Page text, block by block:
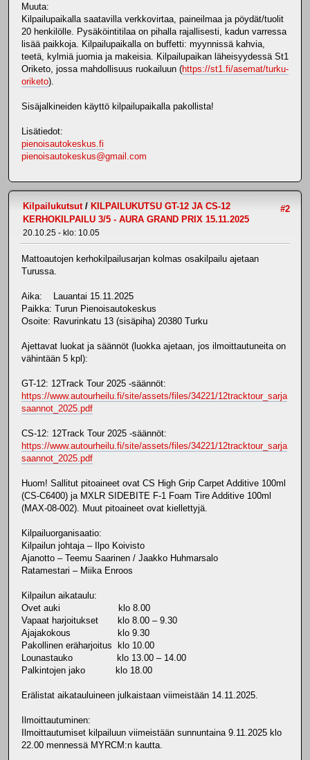
Muuta:
Kilpailupaikalla saatavilla verkkovirtaa, paineilmaa ja pöydät/tuolit
20 henkilölle. Pysäköintitilaa on pihalla rajallisesti, kadun varressa
lisää paikkoja. Kilpailupaikalla on buffetti: myynnissä kahvia,
teetä, kylmiä juomia ja makeisia. Kilpailupaikan läheisyydessä St1
Oriketo, jossa mahdollisuus ruokailuun (https://st1.fi/asemat/turku-
oriketo).
Sisäjalkineiden käyttö kilpailupaikalla pakollista!
Lisätiedot:
pienoisautokeskus.fi
pienoisautokeskus@gmail.com
#2
Kilpailukutsut/ KILPAILUKUTSU GT-12 JA CS-12
KERHOKILPAILU 3/5 - AURA GRAND PRIX 15.11.2025
20.10.25 - klo: 10.05
Mattoautojen kerhokilpailusarjan kolmas osakilpailu ajetaan
Turussa.
Aika: Lauantai 15.11.2025
Paikka: Turun Pienoisautokeskus
Osoite: Ravurinkatu 13 (sisäpiha) 20380 Turku
Ajettavat luokat ja säännöt (luokka ajetaan, jos ilmoittautuneita on
vähintään 5 kpl):
GT-12: 12Track Tour 2025 -säännöt:
https://www.autourheilu.fi/site/assets/files/34221/12tracktour_sarja
saannot_2025.pdf
CS-12: 12Track Tour 2025 -säännöt:
https://www.autourheilu.fi/site/assets/files/34221/12tracktour_sarja
saannot_2025.pdf
Huom! Sallitut pitoaineet ovat CS High Grip Carpet Additive 100ml
(CS-C6400) ja MXLR SIDEBITE F-1 Foam Tire Additive 100ml
(MAX-08-002). Muut pitoaineet ovat kiellettyjä.
Kilpailuorganisaatio:
Kilpailun johtaja – Ilpo Koivisto
Ajanotto – Teemu Saarinen / Jaakko Huhmarsalo
Ratamestari – Miika Enroos
Kilpailun aikataulu:
Ovet auki klo 8.00
Vapaat harjoitukset klo 8.00 – 9.30
Ajajakokous klo 9.30
Pakollinen eräharjoitus klo 10.00
Lounastauko klo 13.00 – 14.00
Palkintojen jako klo 18.00
Erälistat aikatauluineen julkaistaan viimeistään 14.11.2025.
Ilmoittautuminen:
Ilmoittautumiset kilpailuun viimeistään sunnuntaina 9.11.2025 klo
22.00 mennessä MYRCM:n kautta.